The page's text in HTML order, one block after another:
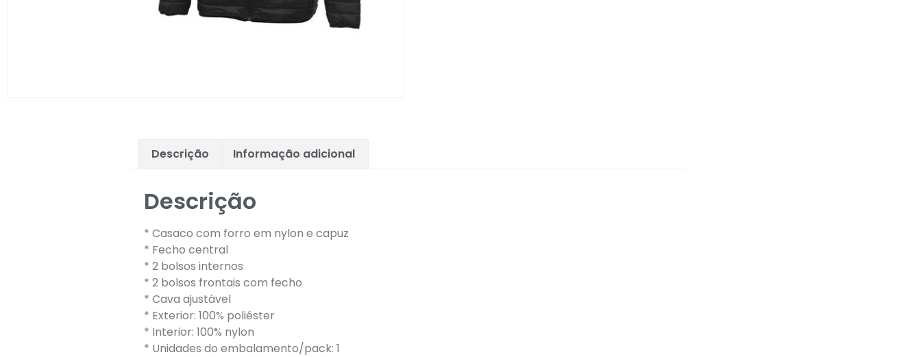
Descrição Informação adicional
Descrição
* Casaco com forro em nylon e capuz
* Fecho central
* 2 bolsos internos
* 2 bolsos frontais com fecho
* Cava ajustável
* Exterior: 100% poliéster
* Interior: 100% nylon
* Unidades do embalamento/pack: 1